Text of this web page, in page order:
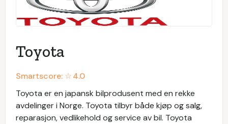
Toyota
Smartscore: ☆4.0
Toyota er en japansk bilprodusent med en rekke
avdelinger i Norge. Toyota tilbyr både kjøp og salg,
reparasjon, vedlikehold og service av bil. Toyota